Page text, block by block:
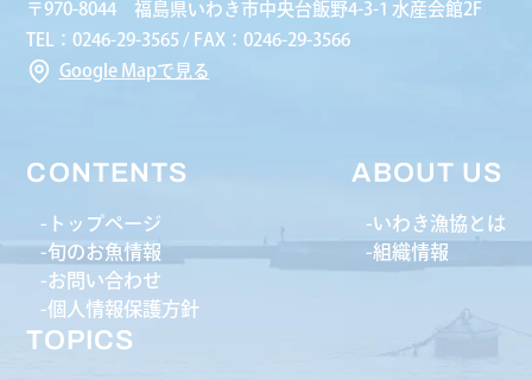
〒970-8044 福島県いわき市中央台飯野4-3-1 水産会館2F
TEL：0246-29-3565 / FAX：0246-29-3566
Google Mapで見る
CONTENTS
トップページ
旬のお魚情報
お問い合わせ
個人情報保護方針
ABOUT US
いわき漁協とは
組織情報
TOPICS